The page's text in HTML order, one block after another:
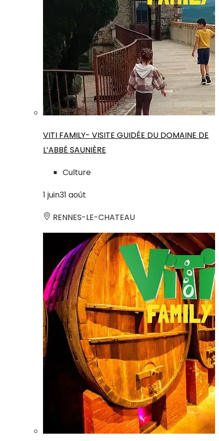
VITI FAMILY- VISITE GUIDÉE DU DOMAINE DE
L’ABBÉ SAUNIÈRE
Culture
1 juin31 août
RENNES-LE-CHATEAU